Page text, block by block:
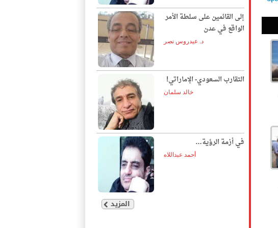
إلى القائمين على سلطة الأمر
الواقع في عدن
د. عيدروس نصر
التقارب السعودي- الإماراتي!
خالد سلمان
في أزمة الرؤية…
أحمد عبداللاه
المزيد